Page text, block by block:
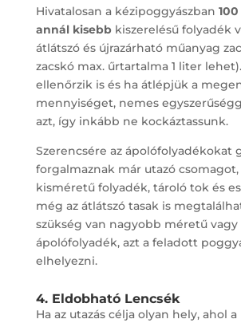
Hivatalosan a kézipoggyászban
annál kisebbkiszerelésű folyadék
átlátszó és újrazárható műanyag
zacskó max. űrtartalma 1 liter
ellenőrzik is és ha átlépjük a
mennyiséget, nemes
azt, így inkább ne kockáztassunk.
Szerencsére az ápolófolyadékokat
forgalmaznak már utazó
kisméretű folyadék, tároló tok és
még az átlátszó tasak is
szükség van nagyobb méretű
ápolófolyadék, azt a feladott
elhelyezni.
4. Eldobható Lencsék
Ha az utazás célja olyan hely, ahol